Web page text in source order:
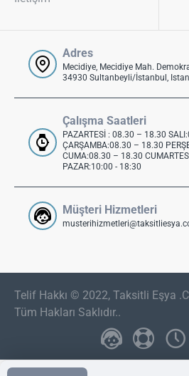
Adres
Mecidiye, Mecidiye Mah.
34930 Sultanbeyli/İstanbul,
Çalışma Saatleri
PAZARTESİ : 08.30 – 18.30
ÇARŞAMBA:08.30 – 18.30
CUMA:08.30 – 18.30
PAZAR:10:00 - 18:30
Müşteri Hizmetleri
Telif Hakkı © 2022, Taksitli Eşya
Tüm Hakları Saklıdır..